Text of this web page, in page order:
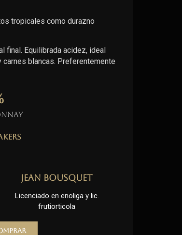
tropicales como durazno
final. Equilibrada acidez, ideal
blancas. Preferentemente
Jean Bousquet
Licenciado en enoliga y lic.
frutiorticola